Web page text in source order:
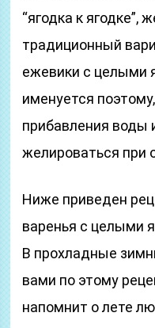
“ягодка к ягодке”,
традиционный
ежевики с целыми
именуется
прибавления воды
желироваться при
Ниже приведен
варенья с целыми
В прохладные
вами по этому
напомнит о лете